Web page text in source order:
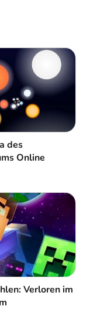
des
Online
Verloren im